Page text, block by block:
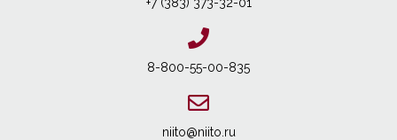
8-800-55-00-835
niito@niito.ru